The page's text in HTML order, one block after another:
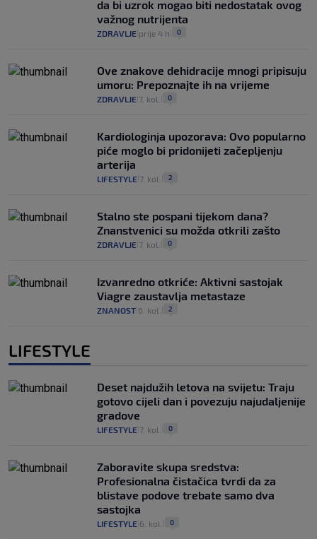
da bi uzrok mogao biti nedostatak ovog
važnog nutrijenta
ZDRAVLJE prije 4 h 0
Ove znakove dehidracije mnogi pripisuju
umoru: Prepoznajte ih na vrijeme
ZDRAVLJE 7. kol. 0
Kardiologinja upozorava: Ovo popularno
piće moglo bi pridonijeti začepljenju
arterija
LIFESTYLE 7. kol. 2
Stalno ste pospani tijekom dana?
Znanstvenici su možda otkrili zašto
ZDRAVLJE 7. kol. 0
Izvanredno otkriće: Aktivni sastojak
Viagre zaustavlja metastaze
ZNANOST 6. kol. 2
LIFESTYLE
Deset najdužih letova na svijetu: Traju
gotovo cijeli dan i povezuju najudaljenije
gradove
LIFESTYLE 7. kol. 0
Zaboravite skupa sredstva:
Profesionalna čistačica tvrdi da za
blistave podove trebate samo dva
sastojka
LIFESTYLE 6. kol. 0